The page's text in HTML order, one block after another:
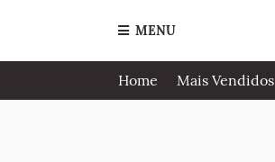
MENU
Home Mais Vendidos